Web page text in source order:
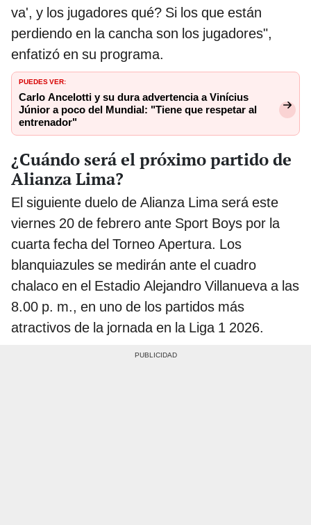
va', y los jugadores qué? Si los que están
perdiendo en la cancha son los jugadores",
enfatizó en su programa.
PUEDES VER:
Carlo Ancelotti y su dura advertencia a Vinícius
Júnior a poco del Mundial: "Tiene que respetar al
entrenador"
¿Cuándo será el próximo partido de
Alianza Lima?
El siguiente duelo de Alianza Lima será este
viernes 20 de febrero ante Sport Boys por la
cuarta fecha del Torneo Apertura. Los
blanquiazules se medirán ante el cuadro
chalaco en el Estadio Alejandro Villanueva a las
8.00 p. m., en uno de los partidos más
atractivos de la jornada en la Liga 1 2026.